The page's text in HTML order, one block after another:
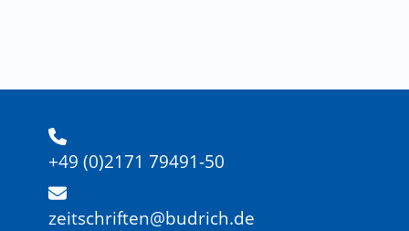
+49 (0)2171 79491-50
zeitschriften@budrich.de